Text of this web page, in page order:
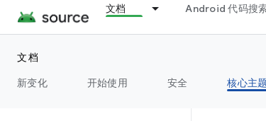
文档 Android 代码搜
文档
新变化
开始使用 安全 核心主题